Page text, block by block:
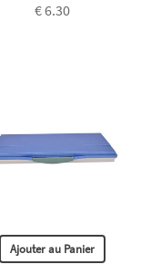
€ 6.30
Ajouter au Panier